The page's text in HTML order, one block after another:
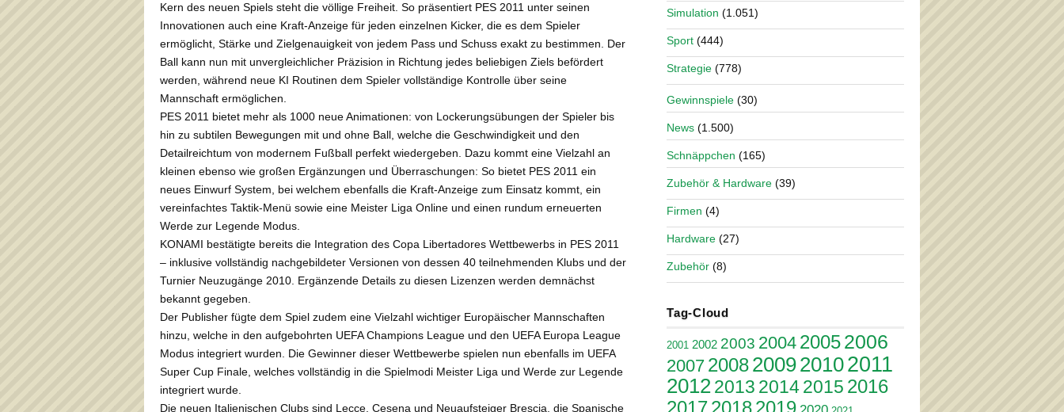
Kern des neuen Spiels steht die völlige Freiheit. So präsentiert PES 2011 unter seinen
Innovationen auch eine Kraft-Anzeige für jeden einzelnen Kicker, die es dem Spieler
ermöglicht, Stärke und Zielgenauigkeit von jedem Pass und Schuss exakt zu bestimmen. Der
Ball kann nun mit unvergleichlicher Präzision in Richtung jedes beliebigen Ziels befördert
werden, während neue KI Routinen dem Spieler vollständige Kontrolle über seine
Mannschaft ermöglichen.
PES 2011 bietet mehr als 1000 neue Animationen: von Lockerungsübungen der Spieler bis
hin zu subtilen Bewegungen mit und ohne Ball, welche die Geschwindigkeit und den
Detailreichtum von modernem Fußball perfekt wiedergeben. Dazu kommt eine Vielzahl an
kleinen ebenso wie großen Ergänzungen und Überraschungen: So bietet PES 2011 ein
neues Einwurf System, bei welchem ebenfalls die Kraft-Anzeige zum Einsatz kommt, ein
vereinfachtes Taktik-Menü sowie eine Meister Liga Online und einen rundum erneuerten
Werde zur Legende Modus.
KONAMI bestätigte bereits die Integration des Copa Libertadores Wettbewerbs in PES 2011
– inklusive vollständig nachgebildeter Versionen von dessen 40 teilnehmenden Klubs und der
Turnier Neuzugänge 2010. Ergänzende Details zu diesen Lizenzen werden demnächst
bekannt gegeben.
Der Publisher fügte dem Spiel zudem eine Vielzahl wichtiger Europäischer Mannschaften
hinzu, welche in den aufgebohrten UEFA Champions League und den UEFA Europa League
Modus integriert wurden. Die Gewinner dieser Wettbewerbe spielen nun ebenfalls im UEFA
Super Cup Finale, welches vollständig in die Spielmodi Meister Liga und Werde zur Legende
integriert wurde.
Die neuen Italienischen Clubs sind Lecce, Cesena und Neuaufsteiger Brescia, die Spanische
Simulation (1.051)
Sport (444)
Strategie (778)
Gewinnspiele (30)
News (1.500)
Schnäppchen (165)
Zubehör & Hardware (39)
Firmen (4)
Hardware (27)
Zubehör (8)
Tag-Cloud
2001 2002 2003 2004 20052006
2007 2008200920102011
20122013 20142015 2016
201720182019